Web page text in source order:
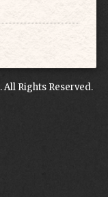
. All Rights Reserved.